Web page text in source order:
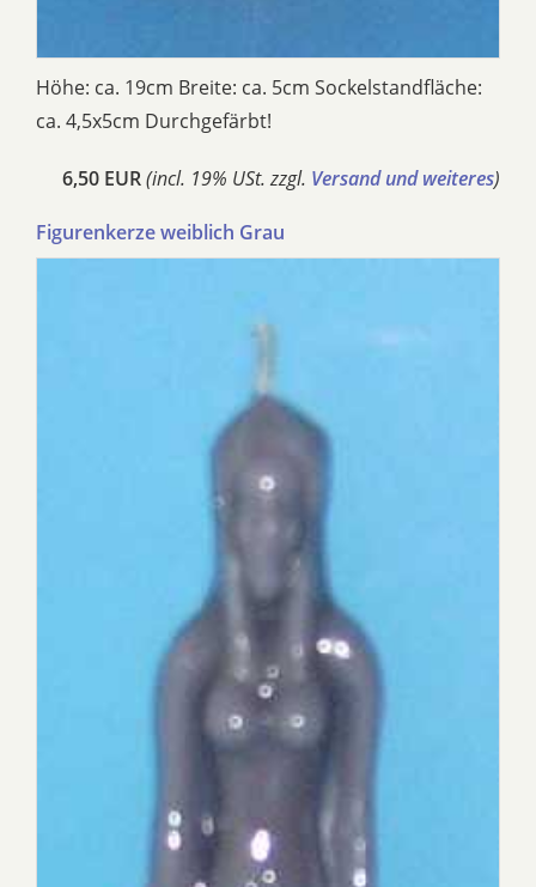
Höhe: ca. 19cm Breite: ca. 5cm Sockelstandfläche:
ca. 4,5x5cm Durchgefärbt!
6,50 EUR(incl. 19% USt. zzgl. Versand und weiteres)
Figurenkerze weiblich Grau